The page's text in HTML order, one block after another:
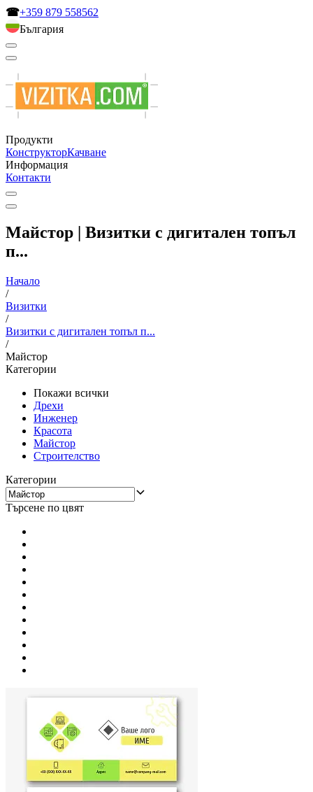
☎+359 879 558562
България
Продукти
КонструкторКачване
Информация
Контакти
Майстор | Визитки с дигитален топъл
п...
Начало
/
Визитки
/
Визитки с дигитален топъл п...
/
Майстор
Категории
Покажи всички
Дрехи
Инженер
Красота
Майстор
Строителство
Категории
Търсене по цвят